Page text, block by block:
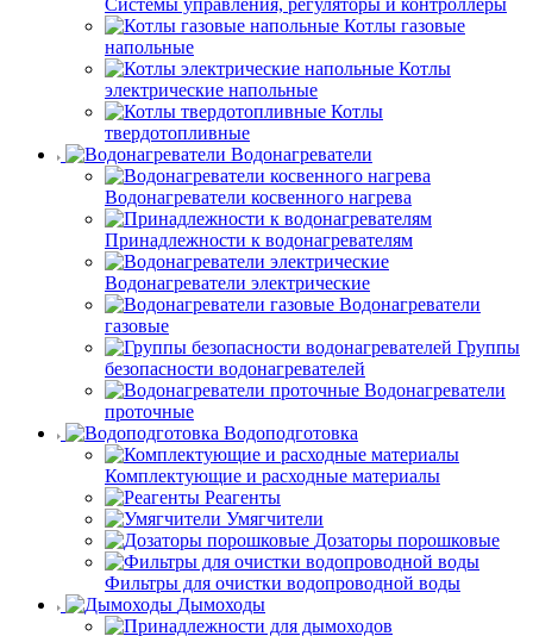
Системы управления, регуляторы и контроллеры
Котлы газовые
напольные
Котлы
электрические напольные
Котлы
твердотопливные
Водонагреватели
Водонагреватели косвенного нагрева
Принадлежности к водонагревателям
Водонагреватели электрические
Водонагреватели
газовые
Группы
безопасности водонагревателей
Водонагреватели
проточные
Водоподготовка
Комплектующие и расходные материалы
Реагенты
Умягчители
Дозаторы порошковые
Фильтры для очистки водопроводной воды
Дымоходы